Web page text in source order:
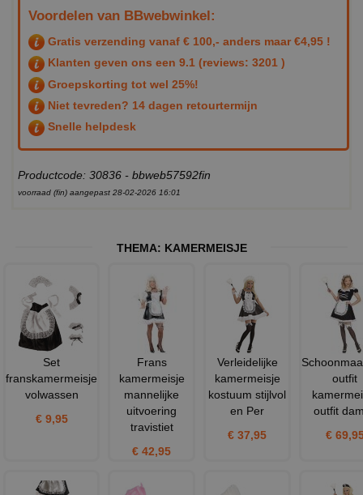
Voordelen van BBwebwinkel:
Gratis verzending vanaf € 100,- anders maar €4,95 !
Klanten geven ons een 9.1 (reviews: 3201 )
Groepskorting tot wel 25%!
Niet tevreden? 14 dagen retourtermijn
Snelle helpdesk
Productcode: 30836 - bbweb57592fin
voorraad (fin) aangepast 28-02-2026 16:01
THEMA: KAMERMEISJE
Set
franskamermeisje
volwassen
€ 9,95
Frans
kamermeisje
mannelijke
uitvoering
travistiet
€ 42,95
Verleidelijke
kamermeisje
kostuum stijlvol
en Per
€ 37,95
outfit
outfit
€